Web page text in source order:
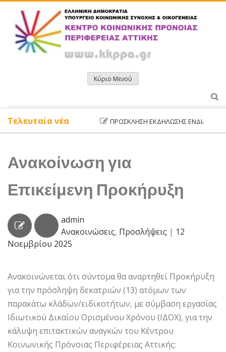
περιεχόμενο
Κύριο Μενού
ΠΡΌΣΚΛΗΣΗ ΕΚΔΉΛΩΣΗΣ
Τελευταία νέα
Ανακοίνωση για
Επικείμενη Προκήρυξη
admin
Ανακοινώσεις, Προσλήψεις | 12
Νοεμβρίου 2025
Ανακοινώνεται ότι σύντομα θα αναρτηθεί Προκήρυξη
για την πρόσληψη δεκατριών (13) ατόμων των
παρακάτω κλάδων/ειδικοτήτων, με σύμβαση εργασίας
Ιδιωτικού Δικαίου Ορισμένου Χρόνου (ΙΔΟΧ), για την
κάλυψη επιτακτικών αναγκών του Κέντρου
Κοινωνικής Πρόνοιας Περιφέρειας Αττικής: